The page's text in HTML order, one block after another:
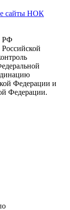
сайты НОК
РФ
Федерации и
Федерации.